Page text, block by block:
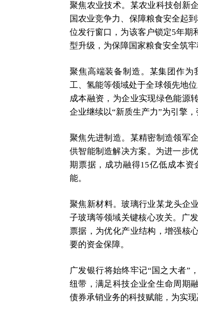
聚焦农业技术。某农业科技创新
国农业竞争力、保障粮食安全起
位发行窗口，为该客户锁定5年期
型升级，为保障国家粮食安全筑牢
聚焦高端装备制造。某集团作
工、氢能等领域处于全球领先地
成本融资，为企业实现绿色能源
企业继续以“新质生产力”为引擎，
聚焦先进制造。某精密制造领军
供智能制造解决方案。为进一步
期票据，成功融得15亿低成本
能。
聚焦新材料。玻璃行业某龙头企
子玻璃等领域关键核心攻关。广
票据，为优化产业结构，增强核
要的资金保障。
广发银行将始终牢记“国之大者
纽带，满足科技企业全生命周期
债券承销业务的科技赋能，为实